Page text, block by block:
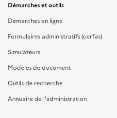
Démarches et outils
Démarches en ligne
Formulaires administratifs (cerfas)
Simulateurs
Modèles de document
Outils de recherche
Annuaire de l'administration